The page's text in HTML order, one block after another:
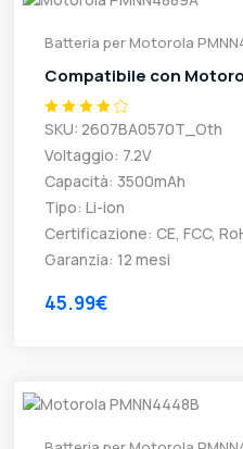
Batteria per Motorola
Compatibile con
SKU: 2607BA0570T_Oth
Voltaggio: 7.2V
Capacità: 3500mAh
Tipo: Li-ion
Certificazione: CE, FCC,
Garanzia: 12 mesi
45.99€